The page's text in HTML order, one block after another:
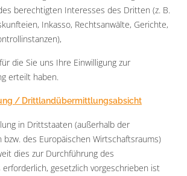
berechtigten Interesses des Dritten (z. B.
Inkasso, Rechtsanwälte, Gerichte,
die Sie uns Ihre Einwilligung zur
erteilt haben.
/ Drittlandübermittlungsabsicht
in Drittstaaten (außerhalb der
bzw. des Europäischen Wirtschaftsraums)
dies zur Durchführung des
erforderlich, gesetzlich vorgeschrieben ist